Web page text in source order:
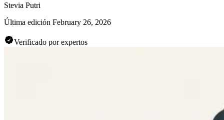
Stevia Putri
Última edición February 26, 2026
Verificado por expertos